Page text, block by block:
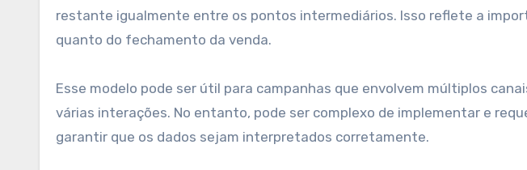
restante igualmente entre os pontos intermediários. Isso reflete a
quanto do fechamento da venda.
Esse modelo pode ser útil para campanhas que envolvem múltiplos
várias interações. No entanto, pode ser complexo de implementar e
garantir que os dados sejam interpretados corretamente.